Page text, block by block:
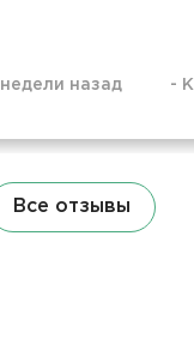
назад -
Все отзывы